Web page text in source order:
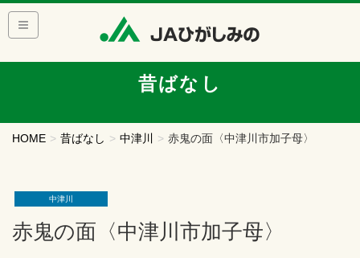
昔ばなし
HOME 昔ばなし 中津川 赤鬼の面〈中津川市加子母〉
中津川
赤鬼の面〈中津川市加子母〉